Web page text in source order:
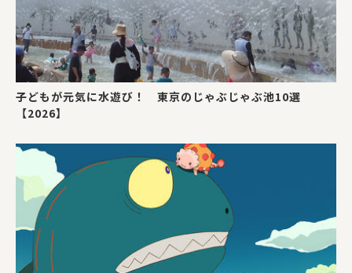
子どもが元気に水遊び！ 東京のじゃぶじゃぶ池10選
【2026】